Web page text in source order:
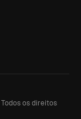
Todos os direitos